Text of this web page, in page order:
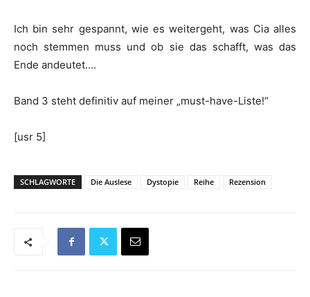
Ich bin sehr gespannt, wie es weitergeht, was Cia alles
noch stemmen muss und ob sie das schafft, was das
Ende andeutet….
Band 3 steht definitiv auf meiner „must-have-Liste!“
[usr 5]
SCHLAGWORTE Die Auslese Dystopie Reihe Rezension